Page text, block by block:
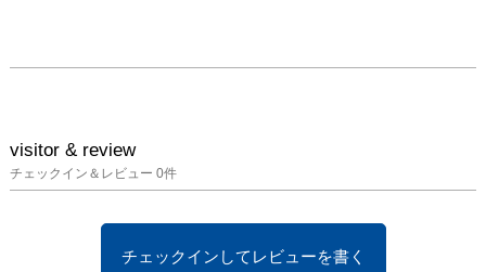
い。むしろ現実世界の再
発見のための果敢な挑戦
なのである。それは彼に
批判的かつ生産的に見直
visitor & review
チェックイン＆レビュー 0件
チェックインしてレビューを書く